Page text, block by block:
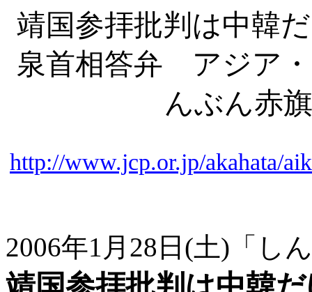
靖国参拝批判は中韓
泉首相答弁 アジア
んぶん赤
http://www.jcp.or.jp/akahata/
2006年1月28日(土)「し